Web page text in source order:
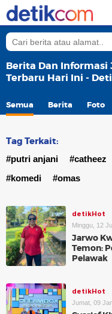
Berita Dan Informasi
Terbaru Hari Ini -
Semua Berita Foto
Tag Terkait:
#putri anjani #catheez
#komedi
#omas
detikHot
Minggu, 12
Jarwo
Temon:
Pelawak
detikHot
Jumat, 09